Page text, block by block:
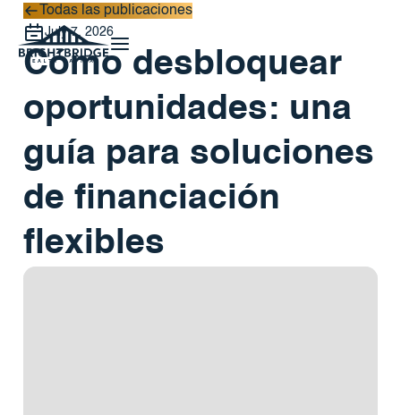
Todas las publicaciones
Todas las publicaciones
July 7, 2026
Cómo desbloquear
oportunidades: una
guía para soluciones
de financiación
flexibles